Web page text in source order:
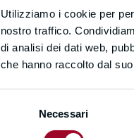
Utilizziamo i cookie per
nostro traffico.
di analisi dei dati web,
che hanno raccolto dal
Necessari